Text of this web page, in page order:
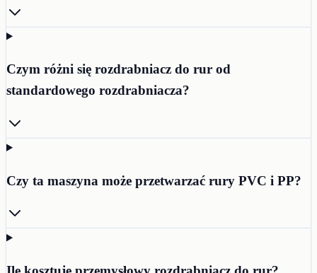
Czym różni się rozdrabniacz do rur od
standardowego rozdrabniacza?
Czy ta maszyna może przetwarzać rury PVC i PP?